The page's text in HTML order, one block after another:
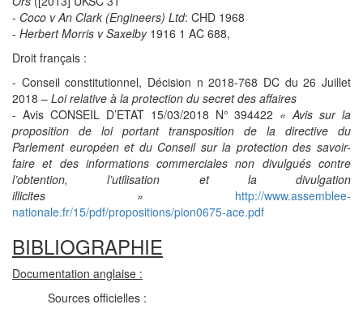
- Coco v An Clark (Engineers) Ltd: CHD 1968
- Herbert Morris v Saxelby1916 1 AC 688,
Droit français :
- Conseil constitutionnel, Décision n 2018-768 DC du 26 Juillet
2018 – Loi relative à la protection du secret des affaires
- Avis CONSEIL D’ETAT 15/03/2018 N° 394422 « Avis sur la
proposition de loi portant transposition de la directive du
Parlement européen et du Conseil sur la protection des savoir-
faire et des informations commerciales non divulgués contre
l’obtention, l’utilisation et la divulgation
illicites »
http://www.assemblee-
nationale.fr/15/pdf/propositions/pion0675-ace.pdf
BIBLIOGRAPHIE
Documentation anglaise :
Sources officielles :